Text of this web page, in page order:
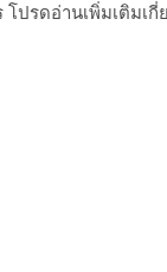
ปรดอ่านเพิ่มเติมเ